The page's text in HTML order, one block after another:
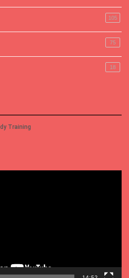
105
75
18